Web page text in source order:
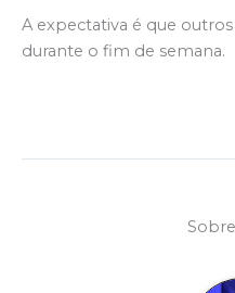
A expectativa é que
durante o fim de semana.